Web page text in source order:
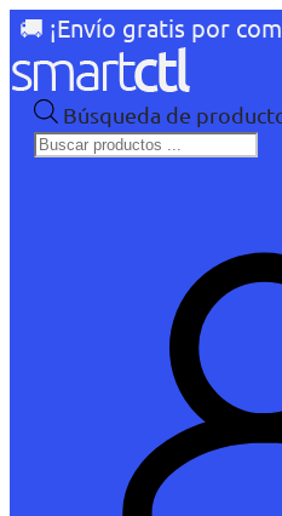
🚚 ¡Envío gratis por
Búsqueda de